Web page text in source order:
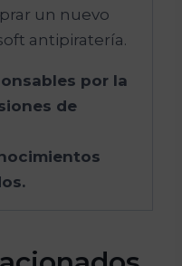
un nuevo
antipiratería.
por la
de